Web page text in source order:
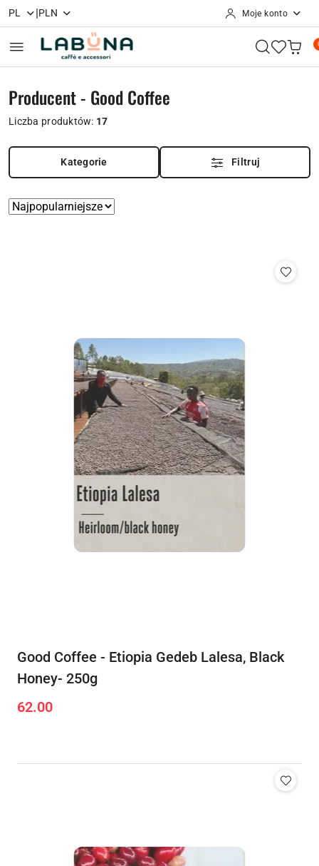
Przejdź do treści głównej
Przejdź do wyszukiwarki
Przejdź do moje konto
Przejdź do menu głównego
Przejdź do stopki
PL |PLN Moje konto
Producent - Good Coffee
Liczba produktów: 17
Kategorie Filtruj
Zastosowano
Sortuj
Good Coffee - Etiopia Gedeb Lalesa, Black
Honey- 250g
Cena:
62.00